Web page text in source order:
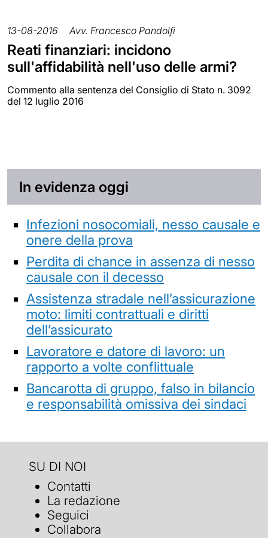
13-08-2016 Avv. Francesco Pandolfi
Reati finanziari: incidono
sull'affidabilità nell'uso delle armi?
Commento alla sentenza del Consiglio di Stato n. 3092
del 12 luglio 2016
In evidenza oggi
Infezioni nosocomiali, nesso causale e
onere della prova
Perdita di chance in assenza di nesso
causale con il decesso
Assistenza stradale nell’assicurazione
moto: limiti contrattuali e diritti
dell’assicurato
Lavoratore e datore di lavoro: un
rapporto a volte conflittuale
Bancarotta di gruppo, falso in bilancio
e responsabilità omissiva dei sindaci
SU DI NOI
Contatti
La redazione
Seguici
Collabora